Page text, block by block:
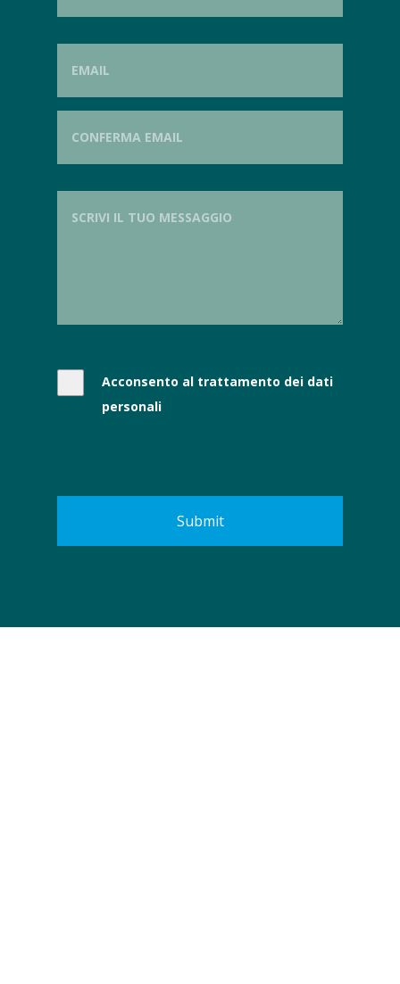
Acconsento al trattamento dei dati
personali
Submit